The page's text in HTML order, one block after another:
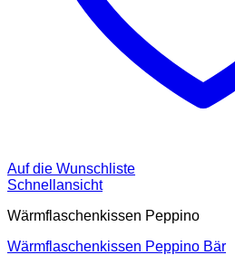
Auf die Wunschliste
Schnellansicht
Wärmflaschenkissen Peppino
Wärmflaschenkissen Peppino Bär